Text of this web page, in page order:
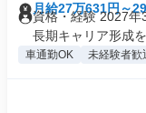
月給27万631円～
資格・経験 2027年
長期キャリア形成を
車通勤OK 未経験者歓